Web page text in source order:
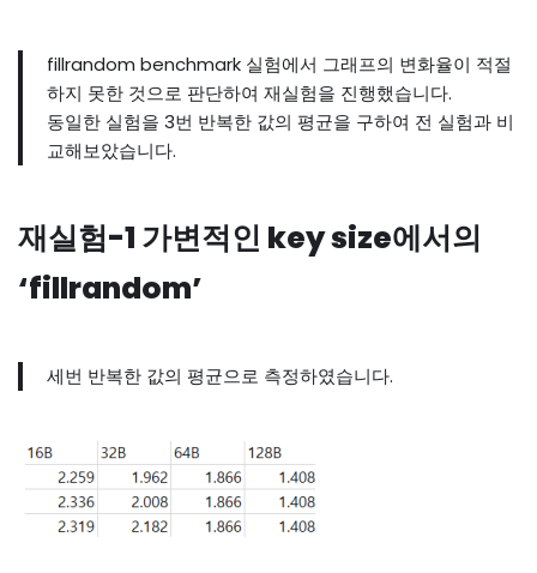
fillrandom benchmark 실험에서 그래프의 변화율이 적절
하지 못한 것으로 판단하여 재실험을 진행했습니다.
동일한 실험을 3번 반복한 값의 평균을 구하여 전 실험과 비
교해보았습니다.
재실험-1 가변적인 key size에서의
‘fillrandom’
세번 반복한 값의 평균으로 측정하였습니다.